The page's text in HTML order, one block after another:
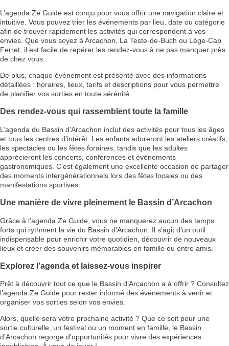
L’agenda Ze Guide est conçu pour vous offrir une navigation claire et
intuitive. Vous pouvez trier les événements par lieu, date ou catégorie
afin de trouver rapidement les activités qui correspondent à vos
envies. Que vous soyez à Arcachon, La Teste-de-Buch ou Lège-Cap
Ferret, il est facile de repérer les rendez-vous à ne pas manquer près
de chez vous.
De plus, chaque événement est présenté avec des informations
détaillées : horaires, lieux, tarifs et descriptions pour vous permettre
de planifier vos sorties en toute sérénité.
Des rendez-vous qui rassemblent toute la famille
L’agenda du Bassin d’Arcachon inclut des activités pour tous les âges
et tous les centres d’intérêt. Les enfants adoreront les ateliers créatifs,
les spectacles ou les fêtes foraines, tandis que les adultes
apprécieront les concerts, conférences et événements
gastronomiques. C’est également une excellente occasion de partager
des moments intergénérationnels lors des fêtes locales ou des
manifestations sportives.
Une manière de vivre pleinement le Bassin d’Arcachon
Grâce à l’agenda Ze Guide, vous ne manquerez aucun des temps
forts qui rythment la vie du Bassin d’Arcachon. Il s’agit d’un outil
indispensable pour enrichir votre quotidien, découvrir de nouveaux
lieux et créer des souvenirs mémorables en famille ou entre amis.
Explorez l’agenda et laissez-vous inspirer
Prêt à découvrir tout ce que le Bassin d’Arcachon a à offrir ? Consultez
l’agenda Ze Guide pour rester informé des événements à venir et
organiser vos sorties selon vos envies.
Alors, quelle sera votre prochaine activité ? Que ce soit pour une
sortie culturelle, un festival ou un moment en famille, le Bassin
d’Arcachon regorge d’opportunités pour vivre des expériences